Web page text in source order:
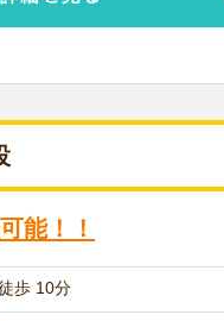
能！！
歩 10分